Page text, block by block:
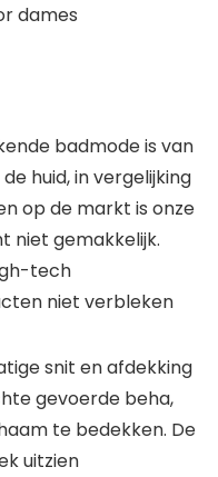
dames
badmode is van
huid, in vergelijking
op de markt is onze
niet gemakkelijk.
tech
niet verbleken
snit en afdekking
gevoerde beha,
te bedekken. De
uitzien